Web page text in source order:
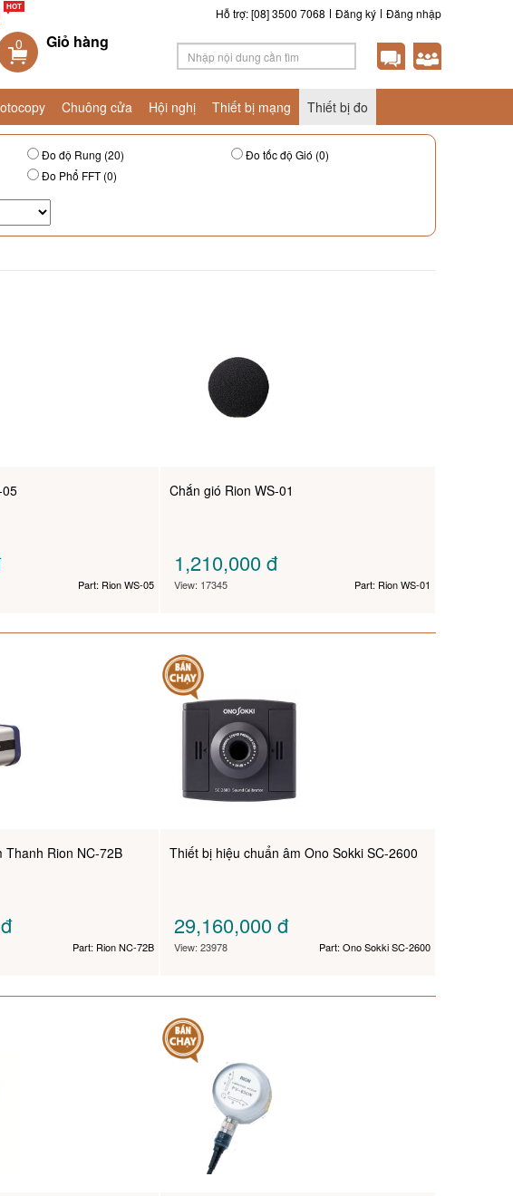
Đăng nhập
Đăng ký
Hỗ trợ: [08] 3500 7068
0 Giỏ hàng
Chuông cửa Hội nghị Thiết bị mạng Thiết bị đo
Đo độ Rung (20)
Đo tốc độ Gió (0)
Đo Phổ FFT (0)
Part: Rion WS-05
Chắn gió Rion WS-01
1,210,000đ
View: 17345 Part: Rion WS-01
Thanh Rion NC-72B
đ
Part: Rion NC-72B
Thiết bị hiệu chuẩn âm Ono Sokki SC-2600
29,160,000đ
View: 23978 Part: Ono Sokki SC-2600